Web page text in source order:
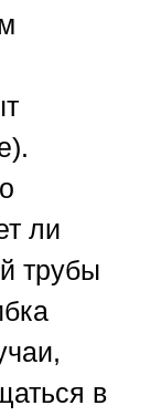
ли
трубы
в